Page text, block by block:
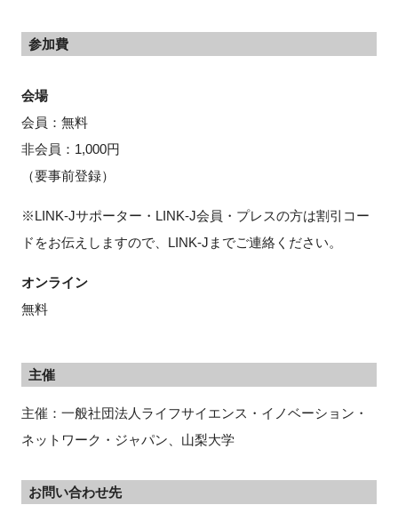
参加費
会場
会員：無料
非会員：1,000円
（要事前登録）
※LINK-Jサポーター・LINK-J会員・プレスの方は割引コー
ドをお伝えしますので、LINK-Jまでご連絡ください。
オンライン
無料
主催
主催：一般社団法人ライフサイエンス・イノベーション・
ネットワーク・ジャパン、山梨大学
お問い合わせ先